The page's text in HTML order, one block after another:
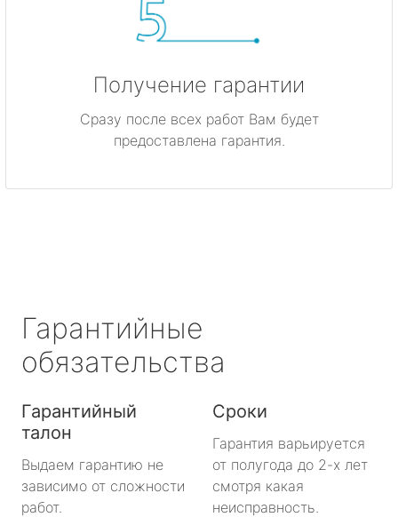
Получение гарантии
Сразу после всех работ Вам будет
предоставлена гарантия.
Гарантийные
обязательства
Гарантийный
талон
Выдаем гарантию не
зависимо от сложности
работ.
Сроки
Гарантия варьируется
от полугода до 2-х лет
смотря какая
неисправность.